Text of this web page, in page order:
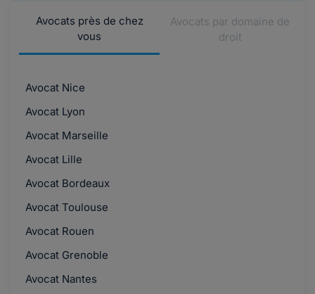
Avocats près de chez
vous
Avocats par domaine de
droit
Avocat Nice
Avocat Lyon
Avocat Marseille
Avocat Lille
Avocat Bordeaux
Avocat Toulouse
Avocat Rouen
Avocat Grenoble
Avocat Nantes